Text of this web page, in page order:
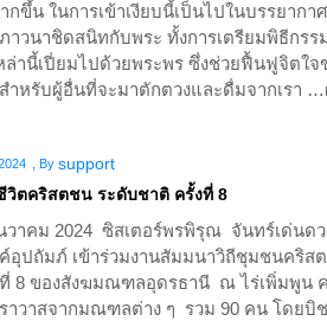
กขึ้น ในการเข้าเงียบนี้เป็นไปในบรรยาก
าวนาชิดสนิทกับพระ ทั้งการเตรียมพิธีกร
ล่านี้เปี่ยมไปด้วยพระพร ซึ่งช่วยฟื้นฟูจิตใจ
ำหรับผู้อื่นที่จะมาตักตวงและดื่มจากเรา
By support
วิตคริสตชน ระดับชาติ ครั้งที่ 8
วาคม 2024 ซิสเตอร์พรพิรุณ จันทร์เด่น
อุปถัมภ์ เข้าร่วมงานสัมมนาวิถีชุมชนคริ
8 ของสังฆมณฑลอุดรธานี ณ ไร่เพิ่มพูน
าวาสจากมณฑลต่าง ๆ รวม 90 คน โดย